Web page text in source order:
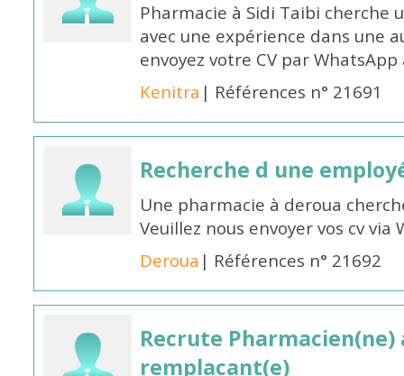
Pharmacie à Sidi Taibi cherche
avec une expérience dans une
envoyez votre CV par
Kenitra | Références n° 21691
Recherche d une
Une pharmacie à deroua
Veuillez nous envoyer vos cv via
Deroua | Références n° 21692
Recrute
remplacant(e)